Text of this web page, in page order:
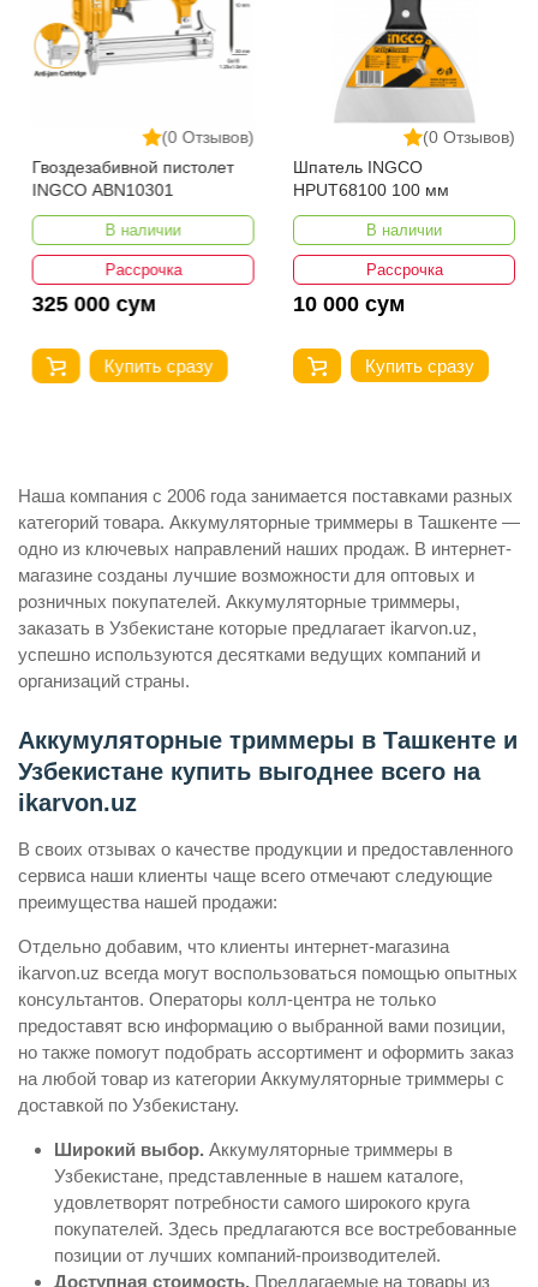
(0 Отзывов)
Гвоздезабивной пистолет
INGCO ABN10301
В наличии
Рассрочка
325 000 сум
Купить сразу
(0 Отзывов)
Шпатель INGCO
HPUT68100 100 мм
В наличии
Рассрочка
10 000 сум
Купить сразу
Наша компания с 2006 года занимается поставками разных
категорий товара. Аккумуляторные триммеры в Ташкенте —
одно из ключевых направлений наших продаж. В интернет-
магазине созданы лучшие возможности для оптовых и
розничных покупателей. Аккумуляторные триммеры,
заказать в Узбекистане которые предлагает ikarvon.uz,
успешно используются десятками ведущих компаний и
организаций страны.
Аккумуляторные триммеры в Ташкенте и
Узбекистане купить выгоднее всего на
ikarvon.uz
В своих отзывах о качестве продукции и предоставленного
сервиса наши клиенты чаще всего отмечают следующие
преимущества нашей продажи:
Отдельно добавим, что клиенты интернет-магазина
ikarvon.uz всегда могут воспользоваться помощью опытных
консультантов. Операторы колл-центра не только
предоставят всю информацию о выбранной вами позиции,
но также помогут подобрать ассортимент и оформить заказ
на любой товар из категории Аккумуляторные триммеры с
доставкой по Узбекистану.
Широкий выбор. Аккумуляторные триммеры в
Узбекистане, представленные в нашем каталоге,
удовлетворят потребности самого широкого круга
покупателей. Здесь предлагаются все востребованные
позиции от лучших компаний-производителей.
Доступная стоимость. Предлагаемые на товары из